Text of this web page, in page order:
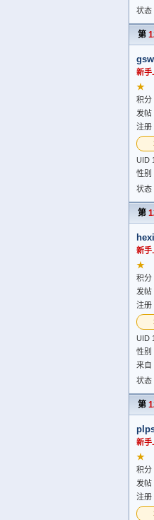
状态
第
新手
★
积分
发帖
注册
UID
性别
状态
第
新手
★
积分
发帖
注册
UID
性别
来自
状态
第
新手
★
积分
发帖
注册